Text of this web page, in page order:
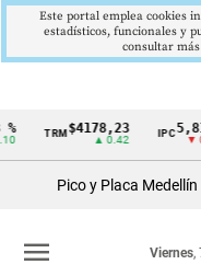
Cintillo
Colombia
TRM$4178,23
▲ 0.42
IPC5,81
▼
Pico y Placa Medellín
Viernes,
menu
Este portal emplea cookies
estadísticos, funcionales y
consultar